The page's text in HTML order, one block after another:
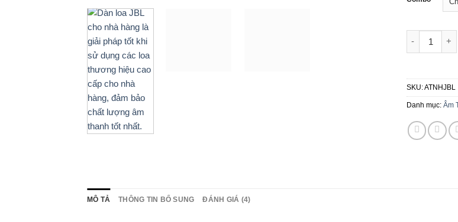
Dàn loa
SKU:ATNHJBL
Danh mục: Âm
MÔ TẢ THÔNG TIN BỔ SUNG ĐÁNH GIÁ (4)